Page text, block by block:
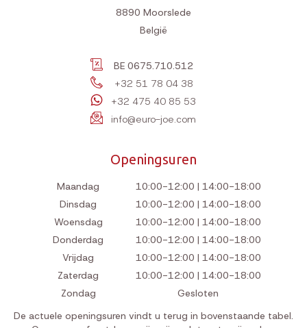
8890 Moorslede
België
BE 0675.710.512
+32 51 78 04 38
+32 475 40 85 53
info@euro-joe.com
Openingsuren
Maandag
10:00-12:00 | 14:00-18:00
Dinsdag
10:00-12:00 | 14:00-18:00
Woensdag
10:00-12:00 | 14:00-18:00
Donderdag
10:00-12:00 | 14:00-18:00
Vrijdag
10:00-12:00 | 14:00-18:00
Zaterdag
10:00-12:00 | 14:00-18:00
Zondag
Gesloten
De actuele openingsuren vindt u terug in bovenstaande tabel.